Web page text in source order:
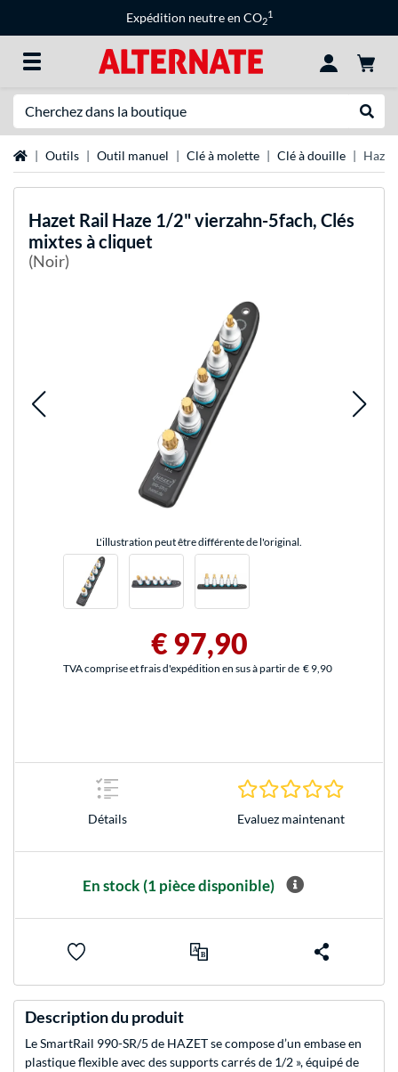
Expédition neutre en CO2
1
Page d'accueil
Outils Outil manuel Clé à molette Clé à douille
Hazet Rail Haze 1/2" vierzahn-5fach, Clés
mixtes à cliquet
(Noir)
L'illustration peut être différente de l'original.
€ 97,90
TVA comprise et frais d'expédition en sus à partir de € 9,90
Détails Evaluez maintenant
En stock (1 pièce disponible)
Description du produit
Le SmartRail 990-SR/5 de HAZET se compose d’un embase en
plastique flexible avec des supports carrés de 1/2 », équipé de